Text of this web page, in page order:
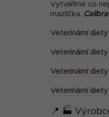
Vytváříme co
mazlíčka. Calibra
Veterinární
Veterinární
Veterinární
Veterinární
📍 🏭